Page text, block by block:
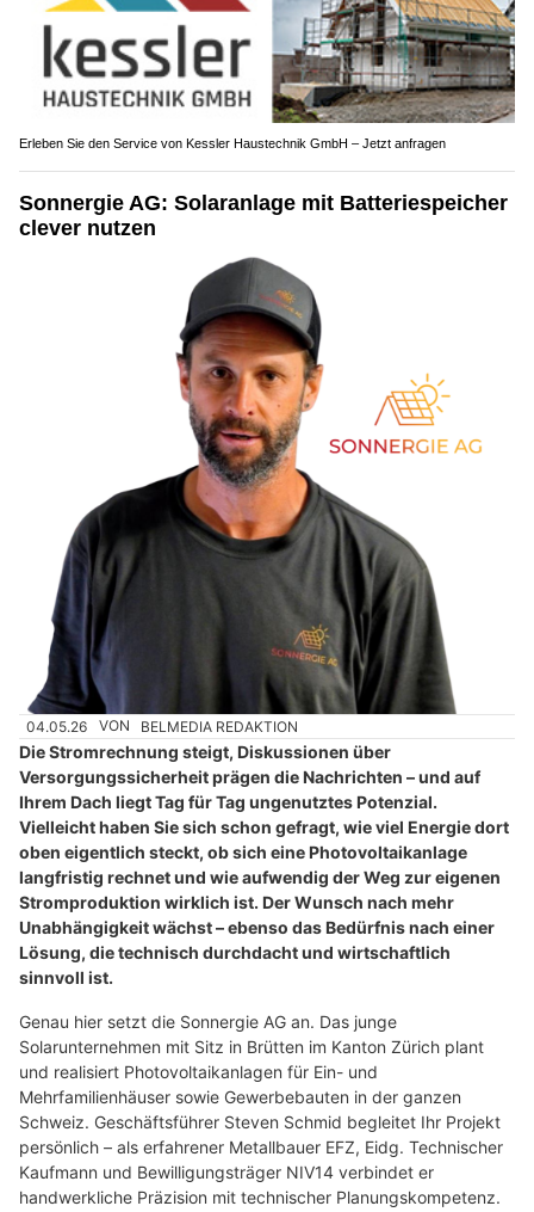
Erleben Sie den Service von Kessler Haustechnik GmbH – Jetzt anfragen
Sonnergie AG: Solaranlage mit Batteriespeicher
clever nutzen
04.05.26 VON BELMEDIA REDAKTION
Die Stromrechnung steigt, Diskussionen über
Versorgungssicherheit prägen die Nachrichten – und auf
Ihrem Dach liegt Tag für Tag ungenutztes Potenzial.
Vielleicht haben Sie sich schon gefragt, wie viel Energie dort
oben eigentlich steckt, ob sich eine Photovoltaikanlage
langfristig rechnet und wie aufwendig der Weg zur eigenen
Stromproduktion wirklich ist. Der Wunsch nach mehr
Unabhängigkeit wächst – ebenso das Bedürfnis nach einer
Lösung, die technisch durchdacht und wirtschaftlich
sinnvoll ist.
Genau hier setzt die Sonnergie AG an. Das junge
Solarunternehmen mit Sitz in Brütten im Kanton Zürich plant
und realisiert Photovoltaikanlagen für Ein- und
Mehrfamilienhäuser sowie Gewerbebauten in der ganzen
Schweiz. Geschäftsführer Steven Schmid begleitet Ihr Projekt
persönlich – als erfahrener Metallbauer EFZ, Eidg. Technischer
Kaufmann und Bewilligungsträger NIV14 verbindet er
handwerkliche Präzision mit technischer Planungskompetenz.